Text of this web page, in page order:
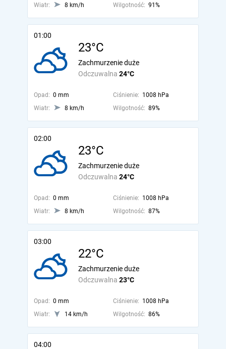
Wiatr:
8 km/h Wilgotność: 91%
01:00
23°C
Odczuwalna 24°C
Zachmurzenie duże
Opad: 0 mm Ciśnienie: 1008 hPa
Wiatr:
8 km/h Wilgotność: 89%
02:00
23°C
Odczuwalna 24°C
Zachmurzenie duże
Opad: 0 mm Ciśnienie: 1008 hPa
Wiatr:
8 km/h Wilgotność: 87%
03:00
22°C
Odczuwalna 23°C
Zachmurzenie duże
Opad: 0 mm Ciśnienie: 1008 hPa
Wiatr:
14 km/h Wilgotność: 86%
04:00